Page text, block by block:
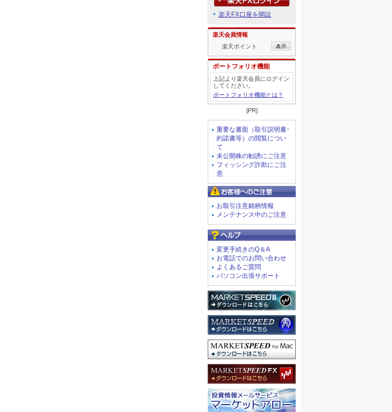
楽天FX口座を開設
楽天会員情報
楽天ポイント
ポートフォリオ機能
上記より楽天会員にログイン
してください。
ポートフォリオ機能とは？
[PR]
重要な書面（取引説明書･
約諾書等）の閲覧につい
て
未公開株の勧誘にご注意
フィッシング詐欺にご注
意
お取引注意銘柄情報
メンテナンス中のご注意
変更手続きのQ＆A
お電話でのお問い合わせ
よくあるご質問
パソコン出張サポート